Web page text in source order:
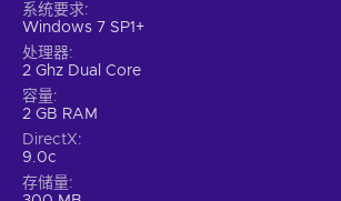
系统要求
Windows 7 SP1+
处理器
2 Ghz Dual Core
容量
2 GB RAM
DirectX
9.0c
存储量